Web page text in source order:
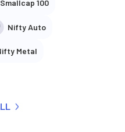
100
Nifty Auto
Metal